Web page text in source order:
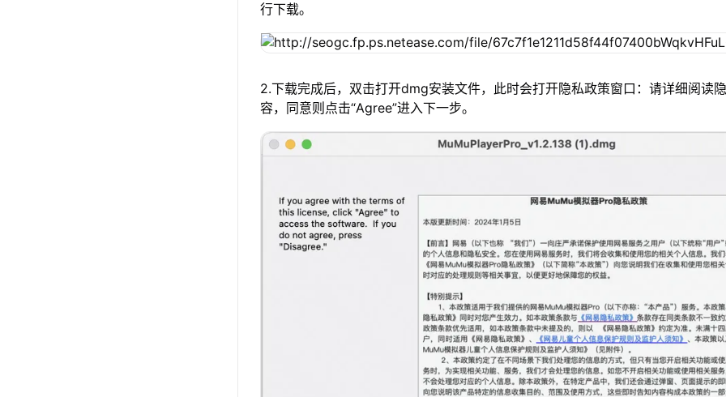
行下载。
2.下载完成后，双击打开dmg安装文件，此时会打开隐私政策窗口：请详细阅读
容，同意则点击“Agree”进入下一步。